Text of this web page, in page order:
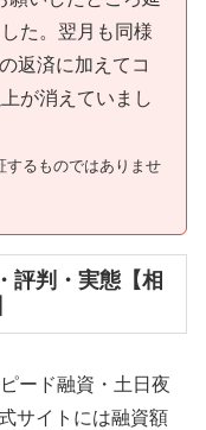
た。翌月も同様
返済に加えてコ
が消えていまし
るものではありませ
評判・実態【相
ード融資・土日夜
サイトには融資額